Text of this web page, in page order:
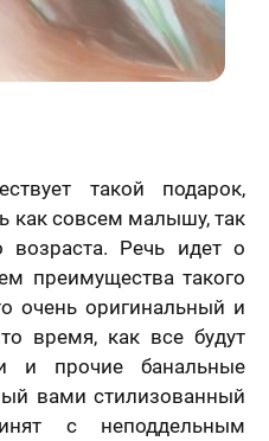
такой подарок,
как совсем малышу, так
возраста. Речь идет о
преимущества такого
очень оригинальный и
время, как все будут
и прочие банальные
вами стилизованный
с неподдельным